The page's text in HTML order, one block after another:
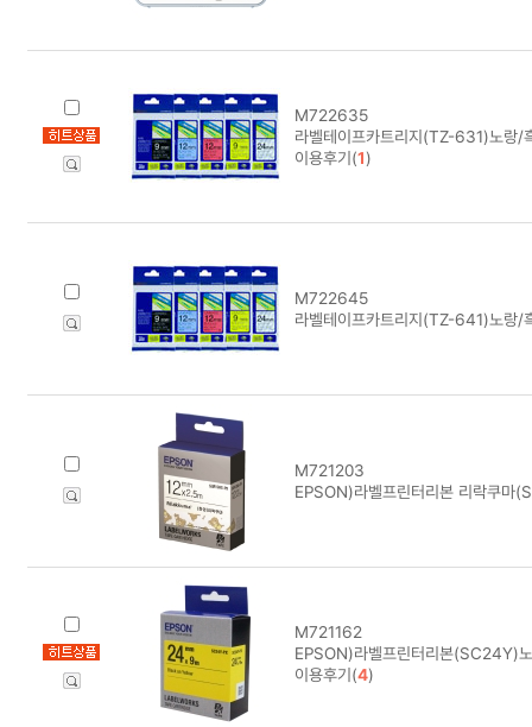
M722635
라벨테이프카트리지(TZ-631)노랑/
이용후기(1)
M722645
라벨테이프카트리지(TZ-641)노랑/
M721203
EPSON)라벨프린터리본 리락쿠마
M721162
EPSON)라벨프린터리본(SC24Y)
이용후기(4)